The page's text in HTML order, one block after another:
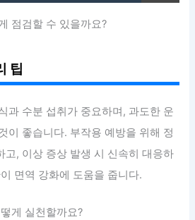
점검할 수 있을까요?
팁
과 수분 섭취가 중요하며, 과도한 운
이 좋습니다. 부작용 예방을 위해 정
고, 이상 증상 발생 시 신속히 대응하
면역 강화에 도움을 줍니다.
게 실천할까요?